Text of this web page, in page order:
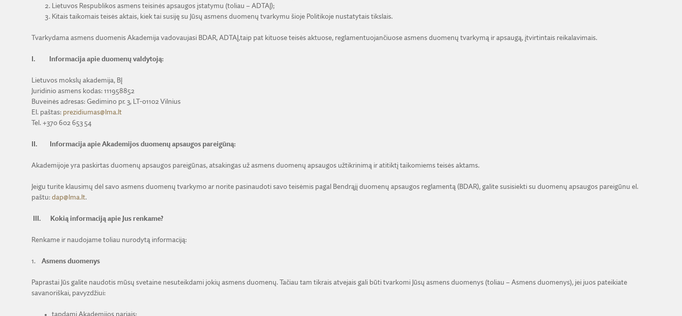
Lietuvos Respublikos asmens teisinės apsaugos įstatymu (toliau – ADTAĮ);
Kitais taikomais teisės aktais, kiek tai susiję su Jūsų asmens duomenų tvarkymu šioje Politikoje nustatytais tikslais.
Tvarkydama asmens duomenis Akademija vadovaujasi BDAR, ADTAĮ,taip pat kituose teisės aktuose, reglamentuojančiuose asmens duomenų tvarkymą ir apsaugą, įtvirtintais reikalavimais.
I. Informacija apie duomenų valdytoją:
Lietuvos mokslų akademija, BĮ
Juridinio asmens kodas: 111958852
Buveinės adresas: Gedimino pr. 3, LT-01102 Vilnius
El. paštas: prezidiumas@lma.lt
Tel. +370 602 653 54
II. Informacija apie Akademijos duomenų apsaugos pareigūną:
Akademijoje yra paskirtas duomenų apsaugos pareigūnas, atsakingas už asmens duomenų apsaugos užtikrinimą ir atitiktį taikomiems teisės aktams.
Jeigu turite klausimų dėl savo asmens duomenų tvarkymo ar norite pasinaudoti savo teisėmis pagal Bendrąjį duomenų apsaugos reglamentą (BDAR), galite susisiekti su duomenų apsaugos pareigūnu el.
paštu: dap@lma.lt.
III. Kokią informaciją apie Jus renkame?
Renkame ir naudojame toliau nurodytą informaciją:
1. Asmens duomenys
Paprastai Jūs galite naudotis mūsų svetaine nesuteikdami jokių asmens duomenų. Tačiau tam tikrais atvejais gali būti tvarkomi Jūsų asmens duomenys (toliau – Asmens duomenys), jei juos pateikiate
savanoriškai, pavyzdžiui:
tapdami Akademijos nariais;